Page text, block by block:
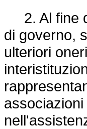
2. Al fine
di governo,
ulteriori